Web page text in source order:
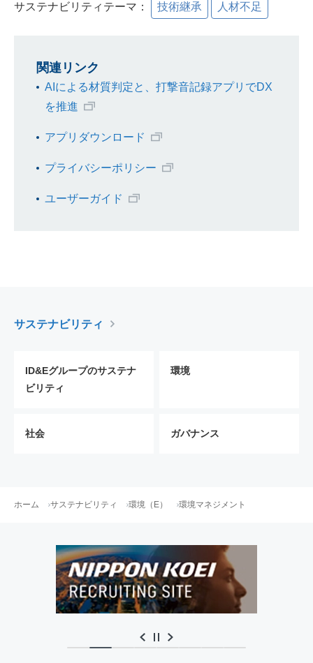
サステナビリティテーマ： 技術継承 人材不足
関連リンク
AIによる材質判定と、打撃音記録アプリでDX
を推進
アプリダウンロード
プライバシーポリシー
ユーザーガイド
サステナビリティ
ID&Eグループのサステナ
ビリティ
環境
社会 ガバナンス
ホーム サステナビリティ 環境（E） 環境マネジメント